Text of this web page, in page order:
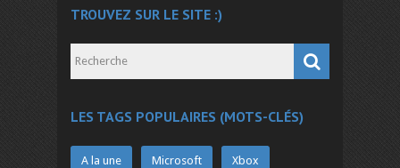
TROUVEZ SUR LE SITE :)
LES TAGS POPULAIRES (MOTS-CLÉS)
A la une Microsoft Xbox